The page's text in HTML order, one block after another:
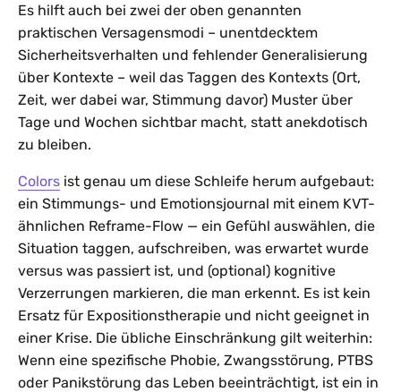
Es hilft auch bei zwei der oben genannten
praktischen Versagensmodi – unentdecktem
Sicherheitsverhalten und fehlender Generalisierung
über Kontexte – weil das Taggen des Kontexts (Ort,
Zeit, wer dabei war, Stimmung davor) Muster über
Tage und Wochen sichtbar macht, statt anekdotisch
zu bleiben.
Colors ist genau um diese Schleife herum aufgebaut:
ein Stimmungs- und Emotionsjournal mit einem KVT-
ähnlichen Reframe-Flow — ein Gefühl auswählen, die
Situation taggen, aufschreiben, was erwartet wurde
versus was passiert ist, und (optional) kognitive
Verzerrungen markieren, die man erkennt. Es ist kein
Ersatz für Expositionstherapie und nicht geeignet in
einer Krise. Die übliche Einschränkung gilt weiterhin:
Wenn eine spezifische Phobie, Zwangsstörung, PTBS
oder Panikstörung das Leben beeinträchtigt, ist ein in